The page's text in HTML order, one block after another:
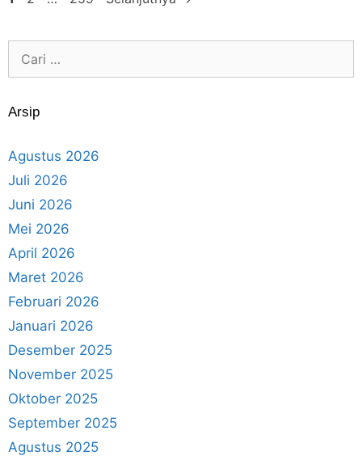
Arsip
Agustus 2026
Juli 2026
Juni 2026
Mei 2026
April 2026
Maret 2026
Februari 2026
Januari 2026
Desember 2025
November 2025
Oktober 2025
September 2025
Agustus 2025